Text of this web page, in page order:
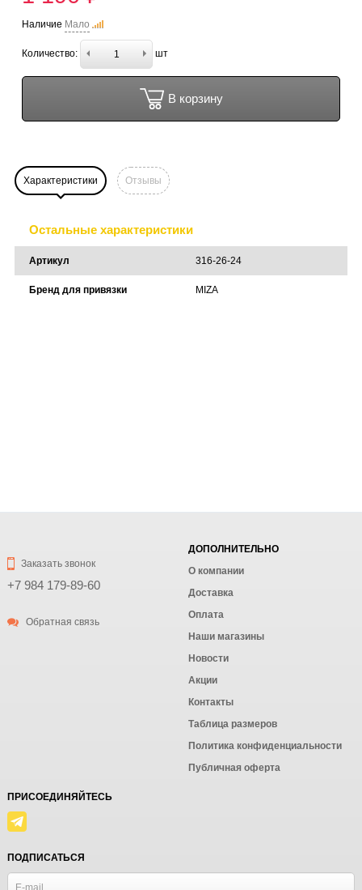
Наличие Мало
Количество: шт
В корзину
Характеристики Отзывы
Остальные характеристики
Артикул 316-26-24
Бренд для привязки MIZA
Заказать звонок
+7 984 179-89-60
Обратная связь
ДОПОЛНИТЕЛЬНО
О компании
Доставка
Оплата
Наши магазины
Новости
Акции
Контакты
Таблица размеров
Политика конфиденциальности
Публичная оферта
ПРИСОЕДИНЯЙТЕСЬ
ПОДПИСАТЬСЯ